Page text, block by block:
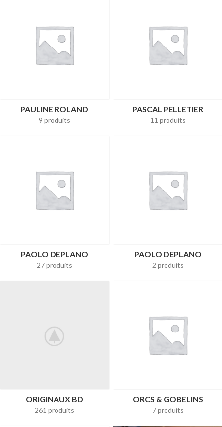
PAULINE ROLAND
9 produits
PASCAL PELLETIER
11 produits
PAOLO DEPLANO
27 produits
PAOLO DEPLANO
2 produits
ORIGINAUX BD
261 produits
ORCS & GOBELINS
7 produits